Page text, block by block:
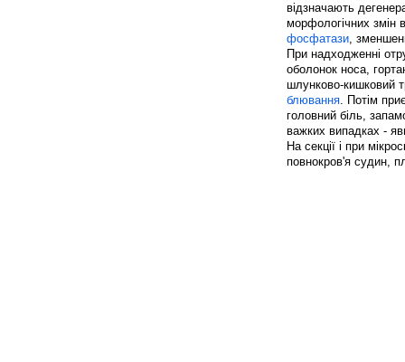
відзначають
морфологічних змін
фосфатази,
При надходженні
оболонок носа,
шлунково-кишковий
блювання. Потім
головний біль,
важких випадках -
На секції і при
повнокров'я судин,